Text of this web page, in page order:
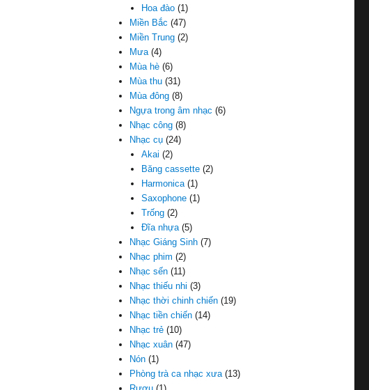
Hoa đào(1)
Miền Bắc (47)
Miền Trung (2)
Mưa(4)
Mùa hè (6)
Mùa thu (31)
Mùa đông (8)
Ngựa trong âm nhạc (6)
Nhạc công (8)
Nhạc cụ (24)
Akai (2)
Băng cassette(2)
Harmonica(1)
Saxophone(1)
Trống(2)
Đĩa nhựa(5)
Nhạc Giáng Sinh (7)
Nhạc phim (2)
Nhạc sến (11)
Nhạc thiếu nhi (3)
Nhạc thời chinh chiến (19)
Nhạc tiền chiến (14)
Nhạc trẻ (10)
Nhạc xuân (47)
Nón (1)
Phòng trà ca nhạc xưa(13)